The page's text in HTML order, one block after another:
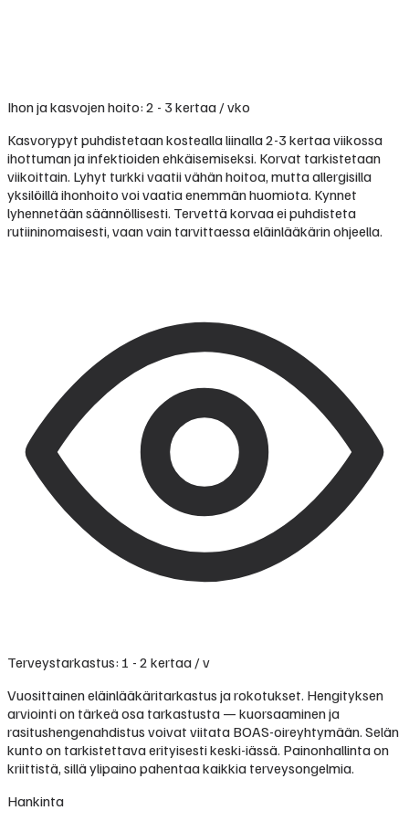
Ihon ja kasvojen hoito: 2 - 3 kertaa / vko
Kasvorypyt puhdistetaan kostealla liinalla 2-3 kertaa viikossa
ihottuman ja infektioiden ehkäisemiseksi. Korvat tarkistetaan
viikoittain. Lyhyt turkki vaatii vähän hoitoa, mutta allergisilla
yksilöillä ihonhoito voi vaatia enemmän huomiota. Kynnet
lyhennetään säännöllisesti. Tervettä korvaa ei puhdisteta
rutiininomaisesti, vaan vain tarvittaessa eläinlääkärin ohjeella.
Terveystarkastus: 1 - 2 kertaa / v
Vuosittainen eläinlääkäritarkastus ja rokotukset. Hengityksen
arviointi on tärkeä osa tarkastusta — kuorsaaminen ja
rasitushengenahdistus voivat viitata BOAS-oireyhtymään. Selän
kunto on tarkistettava erityisesti keski-iässä. Painonhallinta on
kriittistä, sillä ylipaino pahentaa kaikkia terveysongelmia.
Hankinta